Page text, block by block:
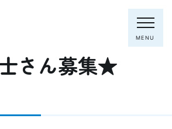
MENU
：0795-82-8281
さん募集★